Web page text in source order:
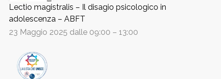
Lectio magistralis – Il disagio psicologico in
adolescenza – ABFT
23 Maggio 2025 dalle 09:00 – 13:00